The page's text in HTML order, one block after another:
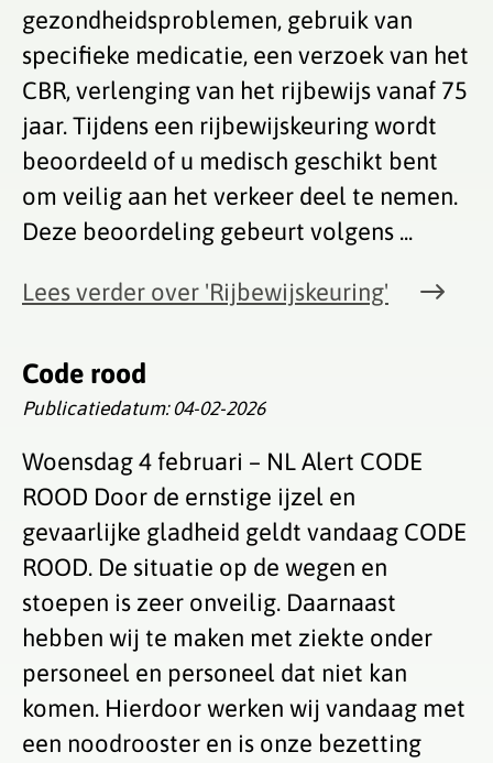
gezondheidsproblemen, gebruik van
specifieke medicatie, een verzoek van het
CBR, verlenging van het rijbewijs vanaf 75
jaar. Tijdens een rijbewijskeuring wordt
beoordeeld of u medisch geschikt bent
om veilig aan het verkeer deel te nemen.
Deze beoordeling gebeurt volgens ...
Lees verder over 'Rijbewijskeuring'
Code rood
Publicatiedatum:04-02-2026
Woensdag 4 februari – NL Alert CODE
ROOD Door de ernstige ijzel en
gevaarlijke gladheid geldt vandaag CODE
ROOD. De situatie op de wegen en
stoepen is zeer onveilig. Daarnaast
hebben wij te maken met ziekte onder
personeel en personeel dat niet kan
komen. Hierdoor werken wij vandaag met
een noodrooster en is onze bezetting